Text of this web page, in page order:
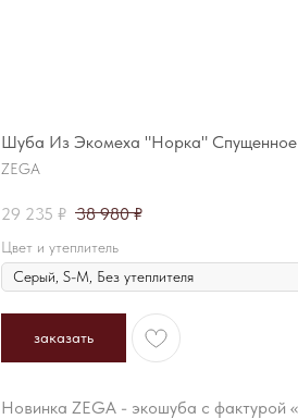
Шуба Из Экомеха "Норка" Спущенное
ZEGA
29 235 ₽ 38 980 ₽
Цвет и утеплитель
заказать
Новинка ZEGA - экошуба с фактурой